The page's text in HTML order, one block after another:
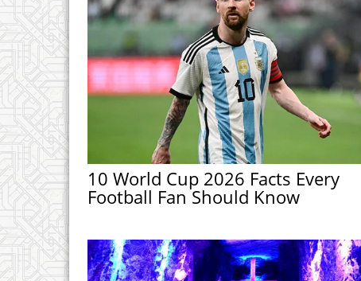
10 World Cup 2026 Facts Every
Football Fan Should Know